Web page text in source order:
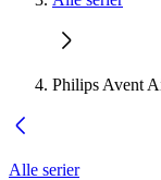
Philips Avent
Alle serier